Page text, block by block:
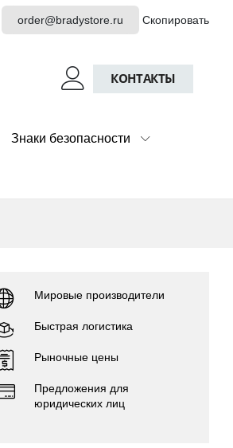
order@bradystore.ru Скопировать
КОНТАКТЫ
Знаки безопасности
Мировые производители
Быстрая логистика
Рыночные цены
Предложения для
юридических лиц